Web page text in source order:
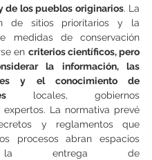
de los pueblos originarios. La
de sitios prioritarios y la
medidas de conservación
en criterios científicos, pero
la información, las
y el conocimiento de
locales, gobiernos
expertos. La normativa prevé
y reglamentos que
procesos abran espacios
entrega de